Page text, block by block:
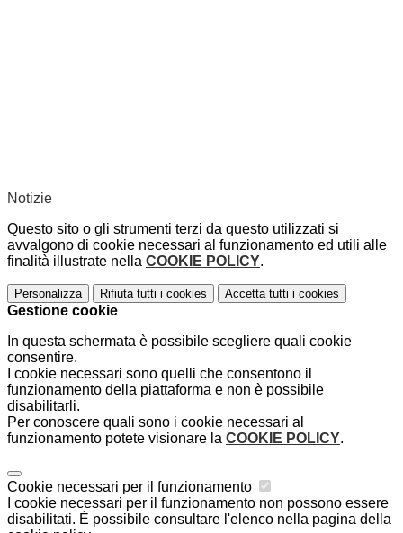
Notizie
Questo sito o gli strumenti terzi da questo utilizzati si
avvalgono di cookie necessari al funzionamento ed utili alle
finalità illustrate nella COOKIE POLICY.
Personalizza Rifiuta tutti i cookies Accetta tutti i cookies
Gestione cookie
In questa schermata è possibile scegliere quali cookie
consentire.
I cookie necessari sono quelli che consentono il
funzionamento della piattaforma e non è possibile
disabilitarli.
Per conoscere quali sono i cookie necessari al
funzionamento potete visionare la COOKIE POLICY.
Cookie necessari per il funzionamento
I cookie necessari per il funzionamento non possono essere
disabilitati. È possibile consultare l'elenco nella pagina della